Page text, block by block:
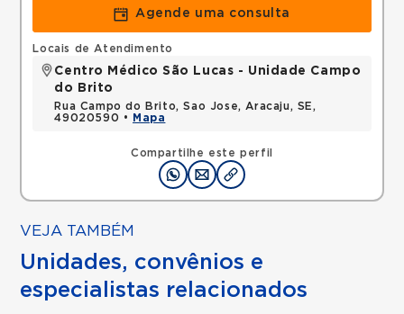
Agende uma consulta
Compartilhe este perfil
Locais de Atendimento
Centro Médico São Lucas - Unidade Campo
do Brito
Rua Campo do Brito, Sao Jose, Aracaju, SE,
49020590 •
Mapa
VEJA TAMBÉM
Unidades, convênios e
especialistas relacionados